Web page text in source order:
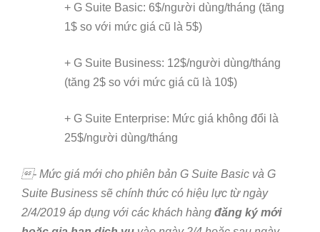
+ G Suite Basic: 6$/người dùng/tháng (tăng
1$ so với mức giá cũ là 5$)
+ G Suite Business: 12$/người dùng/tháng
(tăng 2$ so với mức giá cũ là 10$)
+ G Suite Enterprise: Mức giá không đổi là
25$/người dùng/tháng
- Mức giá mới cho phiên bản G Suite Basic và G
Suite Business sẽ chính thức có hiệu lực từ ngày
2/4/2019 áp dụng với các khách hàng đăng ký mới